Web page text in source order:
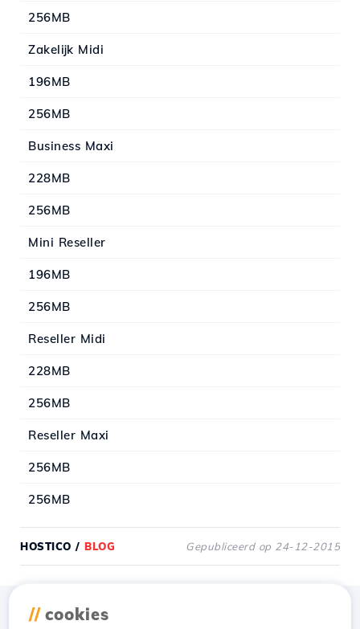
256MB
Zakelijk Midi
196MB
256MB
Business Maxi
228MB
256MB
Mini Reseller
196MB
256MB
Reseller Midi
228MB
256MB
Reseller Maxi
256MB
256MB
HOSTICO / BLOG Gepubliceerd op 24-12-2015
// cookies